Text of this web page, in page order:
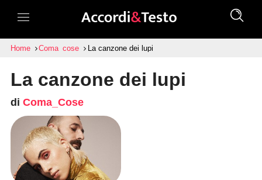
Home Coma_cose La canzone dei lupi
La canzone dei lupi
di Coma_Cose